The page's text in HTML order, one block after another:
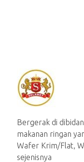
Bergerak di
makanan ringan
Wafer Krim/Flat,
sejenisnya